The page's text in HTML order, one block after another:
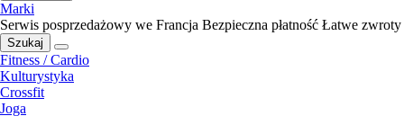
Marki
Serwis posprzedażowy we Francja Bezpieczna płatność Łatwe zwroty
Szukaj
Fitness / Cardio
Kulturystyka
Crossfit
Joga